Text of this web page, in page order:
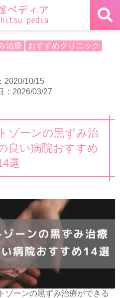
治療
おすすめクリニック
2020/10/15
：2026/03/27
ゾーンの黒ずみ治
良い病院おすすめ
選
ゾーンの黒ずみ治療ができる